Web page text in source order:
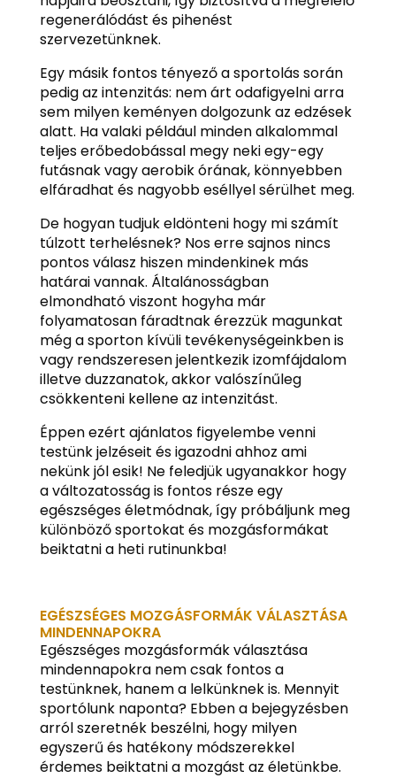
regenerálódást és pihenést
szervezetünknek.
Egy másik fontos tényező a sportolás során
pedig az intenzitás: nem árt odafigyelni arra
sem milyen keményen dolgozunk az edzések
alatt. Ha valaki például minden alkalommal
teljes erőbedobással megy neki egy-egy
futásnak vagy aerobik órának, könnyebben
elfáradhat és nagyobb eséllyel sérülhet meg.
De hogyan tudjuk eldönteni hogy mi számít
túlzott terhelésnek? Nos erre sajnos nincs
pontos válasz hiszen mindenkinek más
határai vannak. Általánosságban
elmondható viszont hogyha már
folyamatosan fáradtnak érezzük magunkat
még a sporton kívüli tevékenységeinkben is
vagy rendszeresen jelentkezik izomfájdalom
illetve duzzanatok, akkor valószínűleg
csökkenteni kellene az intenzitást.
Éppen ezért ajánlatos figyelembe venni
testünk jelzéseit és igazodni ahhoz ami
nekünk jól esik! Ne feledjük ugyanakkor hogy
a változatosság is fontos része egy
egészséges életmódnak, így próbáljunk meg
különböző sportokat és mozgásformákat
beiktatni a heti rutinunkba!
EGÉSZSÉGES MOZGÁSFORMÁK VÁLASZTÁSA
MINDENNAPOKRA
Egészséges mozgásformák választása
mindennapokra nem csak fontos a
testünknek, hanem a lelkünknek is. Mennyit
sportólunk naponta? Ebben a bejegyzésben
arról szeretnék beszélni, hogy milyen
egyszerű és hatékony módszerekkel
érdemes beiktatni a mozgást az életünkbe.